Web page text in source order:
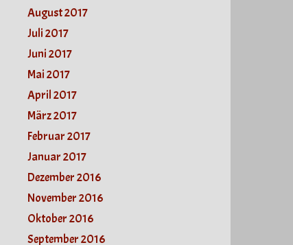
August 2017
Juli 2017
Juni 2017
Mai 2017
April 2017
März 2017
Februar 2017
Januar 2017
Dezember 2016
November 2016
Oktober 2016
September 2016